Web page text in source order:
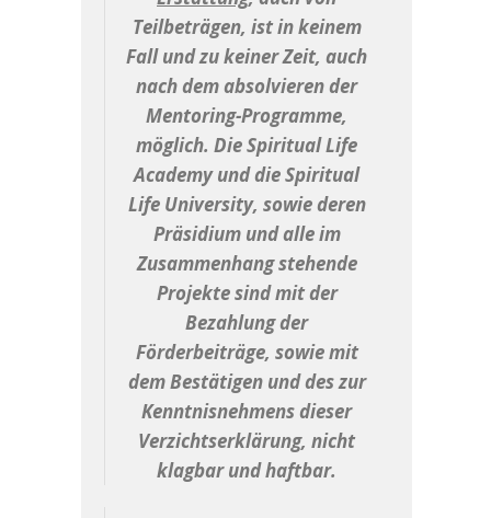
Teilbeträgen, ist in keinem
Fall und zu keiner Zeit, auch
nach dem absolvieren der
Mentoring-Programme,
möglich. Die Spiritual Life
Academy und die Spiritual
Life University, sowie deren
Präsidium und alle im
Zusammenhang stehende
Projekte sind mit der
Bezahlung der
Förderbeiträge, sowie mit
dem Bestätigen und des zur
Kenntnisnehmens dieser
Verzichtserklärung, nicht
klagbar und haftbar.